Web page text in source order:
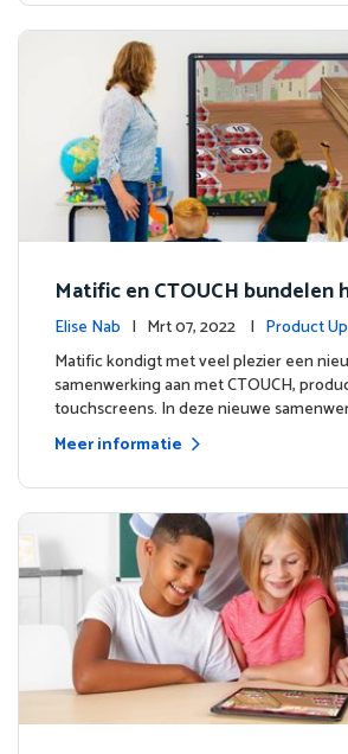
Matific en CTOUCH
om digitaal onderwijs van
eden
Elise Nab | Mrt 07, 2022 | Product
Matific kondigt met veel plezier een
samenwerking aan met CTOUCH,
touchscreens. In deze nieuwe
Meer informatie